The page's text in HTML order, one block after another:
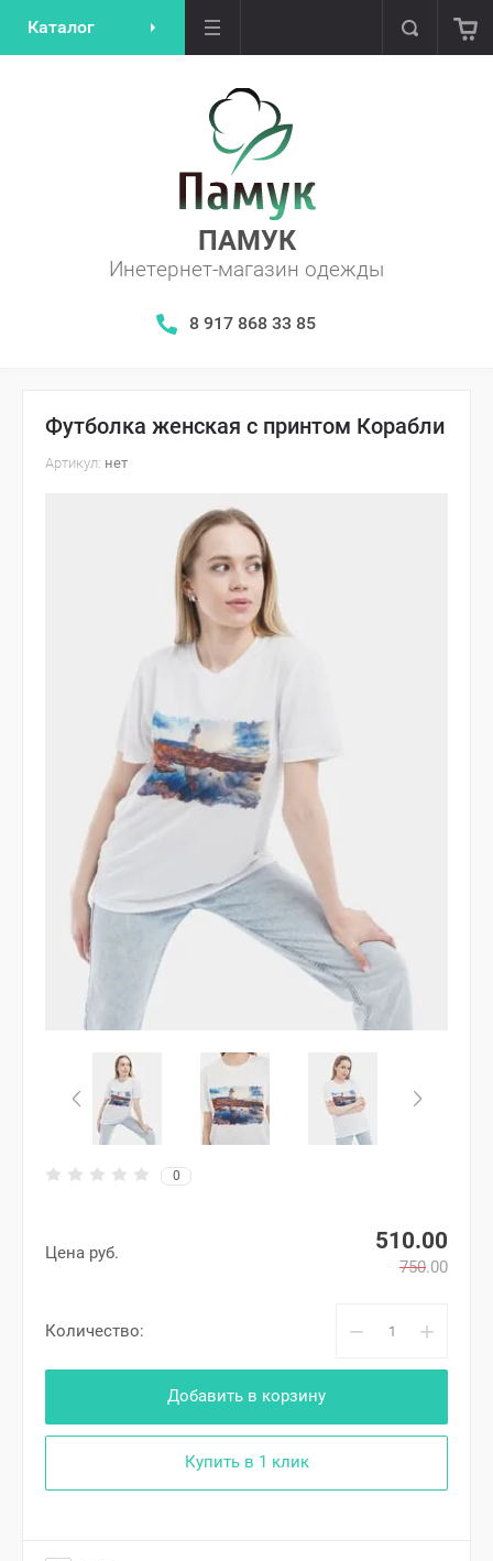
Каталог
ПАМУК
Инетернет-магазин одежды
​​​​​​​8 917 868 33 85
Футболка женская с принтом Корабли
Артикул: нет
0
Цена руб. 510.00
750.00
Количество: − +
Добавить в корзину
Купить в 1 клик